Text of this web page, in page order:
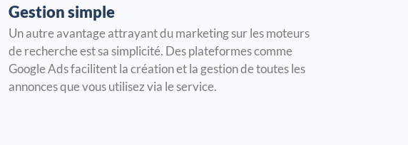
Gestion simple
Un autre avantage attrayant du marketing sur les moteurs
de recherche est sa simplicité. Des plateformes comme
Google Ads facilitent la création et la gestion de toutes les
annonces que vous utilisez via le service.